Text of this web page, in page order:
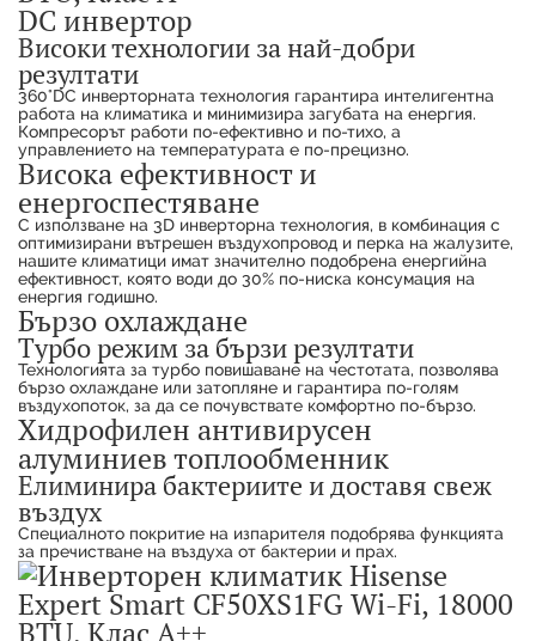
DC инвертор
Високи технологии за най-добри
резултати
360°DC инверторната технология гарантира интелигентна
работа на климатика и минимизира загубата на енергия.
Компресорът работи по-ефективно и по-тихо, а
управлението на температурата е по-прецизно.
Висока ефективност и
енергоспестяване
С използване на 3D инверторна технология, в комбинация с
оптимизирани вътрешен въздухопровод и перка на жалузите,
нашите климатици имат значително подобрена енергийна
ефективност, която води до 30% по-ниска консумация на
енергия годишно.
Бързо охлаждане
Турбо режим за бързи резултати
Технологията за турбо повишаване на честотата, позволява
бързо охлаждане или затопляне и гарантира по-голям
въздухопоток, за да се почувствате комфортно по-бързо.
Хидрофилен антивирусен
алуминиев топлообменник
Елиминира бактериите и доставя свеж
въздух
Специалното покритие на изпарителя подобрява функцията
за пречистване на въздуха от бактерии и прах.